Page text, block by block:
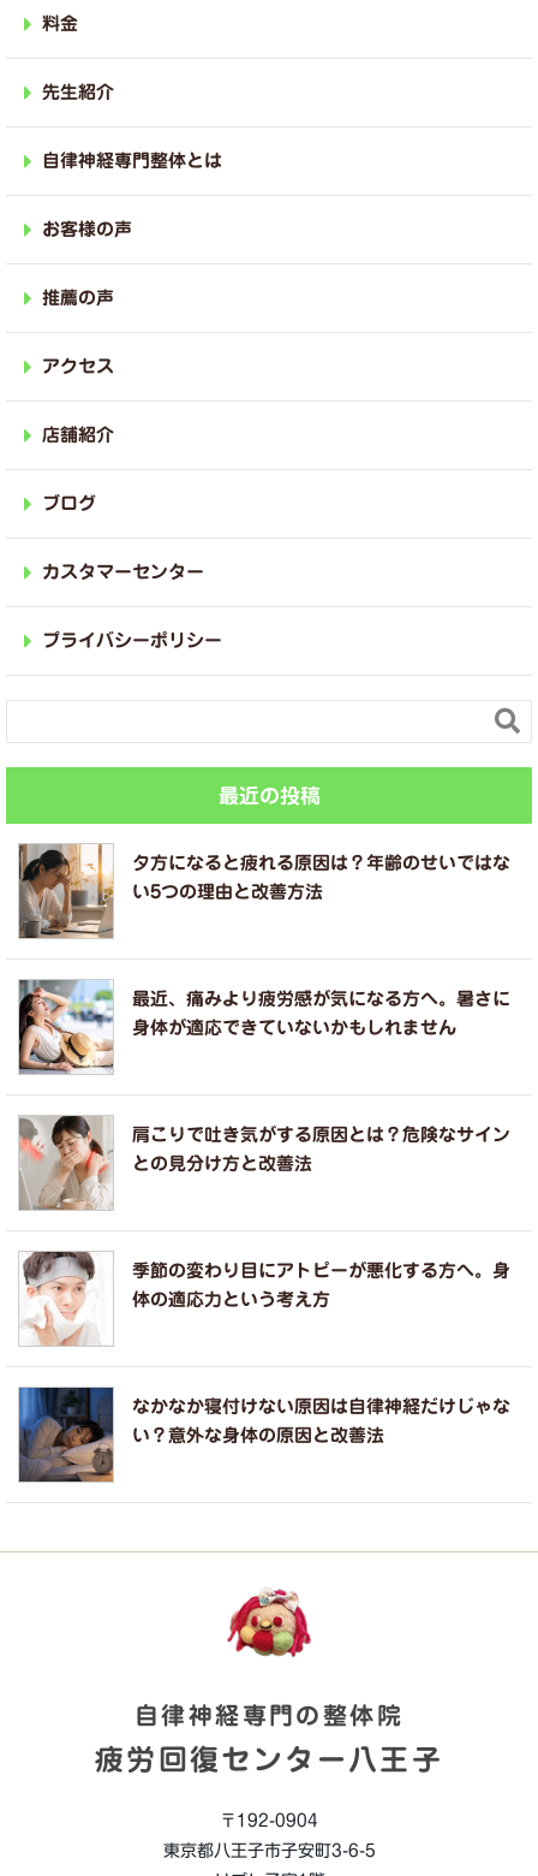
料金
先生紹介
自律神経専門整体とは
お客様の声
推薦の声
アクセス
店舗紹介
ブログ
カスタマーセンター
プライバシーポリシー

最近の投稿
夕方になると疲れる原因は？年齢のせいではな
い5つの理由と改善方法
最近、痛みより疲労感が気になる方へ。暑さに
身体が適応できていないかもしれません
肩こりで吐き気がする原因とは？危険なサイン
との見分け方と改善法
季節の変わり目にアトピーが悪化する方へ。身
体の適応力という考え方
なかなか寝付けない原因は自律神経だけじゃな
い？意外な身体の原因と改善法
自律神経専門の整体院
疲労回復センター八王子
〒192-0904
東京都八王子市子安町3-6-5